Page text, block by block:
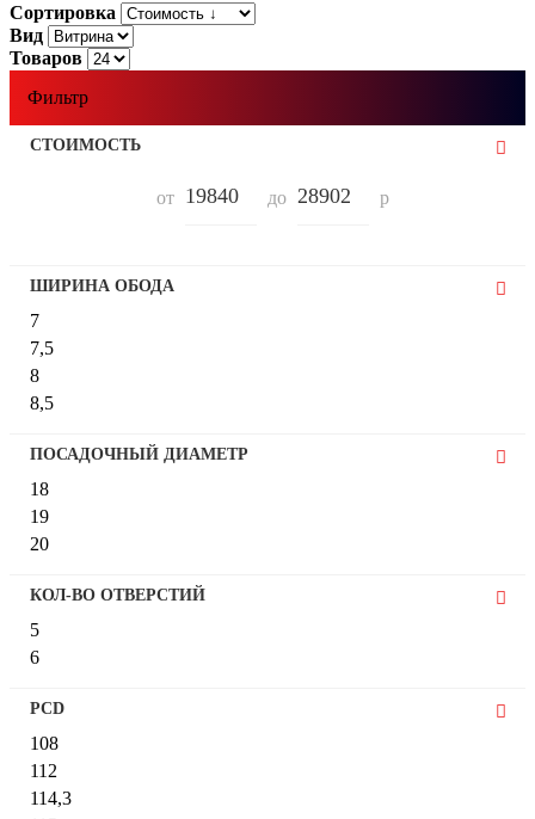
Сортировка
Вид
Товаров
Фильтр
СТОИМОСТЬ
от до р
ШИРИНА ОБОДА
7
7,5
8
8,5
ПОСАДОЧНЫЙ ДИАМЕТР
18
19
20
КОЛ-ВО ОТВЕРСТИЙ
5
6
PCD
108
112
114,3